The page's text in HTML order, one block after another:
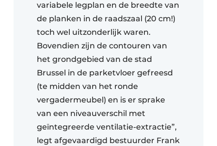
variabele legplan en de breedte van
de planken in de raadszaal (20 cm!)
toch wel uitzonderlijk waren.
Bovendien zijn de contouren van
het grondgebied van de stad
Brussel in de parketvloer gefreesd
(te midden van het ronde
vergadermeubel) en is er sprake
van een niveauverschil met
geïntegreerde ventilatie-extractie”,
legt afgevaardigd bestuurder Frank